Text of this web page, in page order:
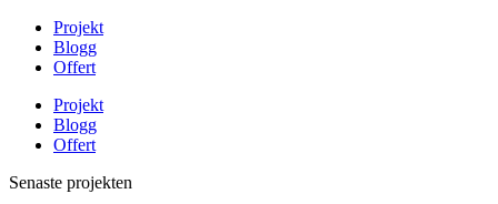
Projekt
Blogg
Offert
Projekt
Blogg
Offert
Senaste projekten